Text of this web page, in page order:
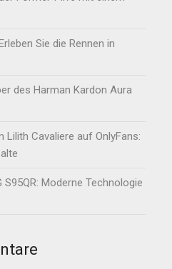
Sie die Rennen in
des Harman Kardon Aura
Lilith Cavaliere auf OnlyFans:
Moderne Technologie